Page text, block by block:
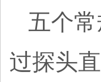
五个
过探头